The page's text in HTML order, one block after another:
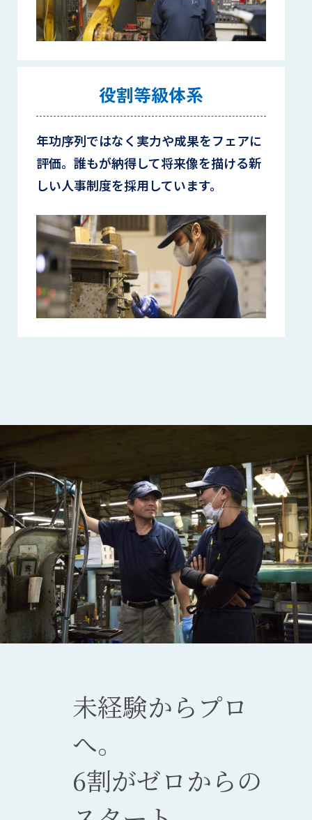
役割等級体系
年功序列ではなく実力や成果をフェアに
評価。誰もが納得して将来像を描ける新
しい人事制度を採用しています。
未経験からプロ
へ。
6割がゼロからの